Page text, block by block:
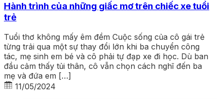
Hành trình của những giấc mơ trên chiếc xe tuổi
trẻ
Tuổi thơ không mấy êm đềm Cuộc sống của cô gái trẻ
từng trải qua một sự thay đổi lớn khi ba chuyển công
tác, mẹ sinh em bé và cô phải tự đạp xe đi học. Dù ban
đầu cảm thấy tủi thân, cô vẫn chọn cách nghĩ đến ba
mẹ và đứa em […]
11/05/2024